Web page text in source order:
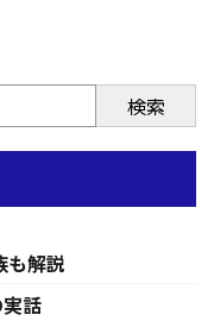
検索
も解説
話